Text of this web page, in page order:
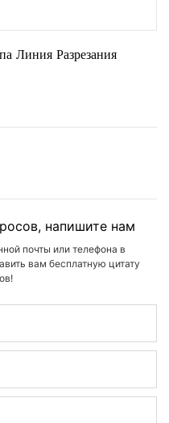
Разрезания
напишите нам
почты или телефона в
вам бесплатную цитату